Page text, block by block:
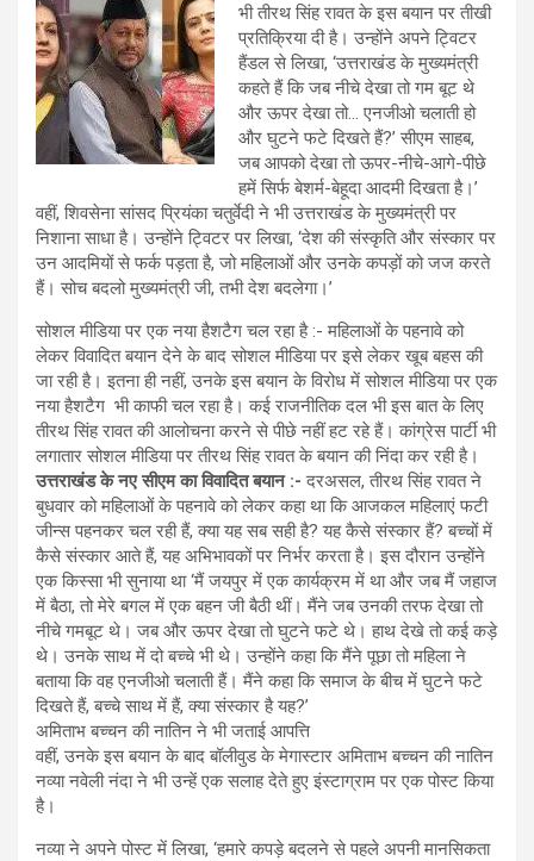
भी तीरथ सिंह रावत के इस बयान पर तीखी
प्रतिक्रिया दी है। उन्होंने अपने ट्विटर
हैंडल से लिखा, ‘उत्तराखंड के मुख्यमंत्री
कहते हैं कि जब नीचे देखा तो गम बूट थे
और ऊपर देखा तो… एनजीओ चलाती हो
और घुटने फटे दिखते हैं?’ सीएम साहब,
जब आपको देखा तो ऊपर-नीचे-आगे-पीछे
हमें सिर्फ बेशर्म-बेहूदा आदमी दिखता है।’
वहीं, शिवसेना सांसद प्रियंका चतुर्वेदी ने भी उत्तराखंड के मुख्यमंत्री पर
निशाना साधा है। उन्होंने ट्विटर पर लिखा, ‘देश की संस्कृति और संस्कार पर
उन आदमियों से फर्क पड़ता है, जो महिलाओं और उनके कपड़ों को जज करते
हैं। सोच बदलो मुख्यमंत्री जी, तभी देश बदलेगा।’
सोशल मीडिया पर एक नया हैशटैग चल रहा है :- महिलाओं के पहनावे को
लेकर विवादित बयान देने के बाद सोशल मीडिया पर इसे लेकर खूब बहस की
जा रही है। इतना ही नहीं, उनके इस बयान के विरोध में सोशल मीडिया पर एक
नया हैशटैग भी काफी चल रहा है। कई राजनीतिक दल भी इस बात के लिए
तीरथ सिंह रावत की आलोचना करने से पीछे नहीं हट रहे हैं। कांग्रेस पार्टी भी
लगातार सोशल मीडिया पर तीरथ सिंह रावत के बयान की निंदा कर रही है।
उत्तराखंड के नए सीएम का विवादित बयान :- दरअसल, तीरथ सिंह रावत ने
बुधवार को महिलाओं के पहनावे को लेकर कहा था कि आजकल महिलाएं फटी
जीन्स पहनकर चल रही हैं, क्या यह सब सही है? यह कैसे संस्कार हैं? बच्चों में
कैसे संस्कार आते हैं, यह अभिभावकों पर निर्भर करता है। इस दौरान उन्होंने
एक किस्सा भी सुनाया था ‘मैं जयपुर में एक कार्यक्रम में था और जब मैं जहाज
में बैठा, तो मेरे बगल में एक बहन जी बैठी थीं। मैंने जब उनकी तरफ देखा तो
नीचे गमबूट थे। जब और ऊपर देखा तो घुटने फटे थे। हाथ देखे तो कई कड़े
थे। उनके साथ में दो बच्चे भी थे। उन्होंने कहा कि मैंने पूछा तो महिला ने
बताया कि वह एनजीओ चलाती हैं। मैंने कहा कि समाज के बीच में घुटने फटे
दिखते हैं, बच्चे साथ में हैं, क्या संस्कार है यह?’
अमिताभ बच्चन की नातिन ने भी जताई आपत्ति
वहीं, उनके इस बयान के बाद बॉलीवुड के मेगास्टार अमिताभ बच्चन की नातिन
नव्या नवेली नंदा ने भी उन्हें एक सलाह देते हुए इंस्टाग्राम पर एक पोस्ट किया
है।
नव्या ने अपने पोस्ट में लिखा, ‘हमारे कपड़े बदलने से पहले अपनी मानसिकता